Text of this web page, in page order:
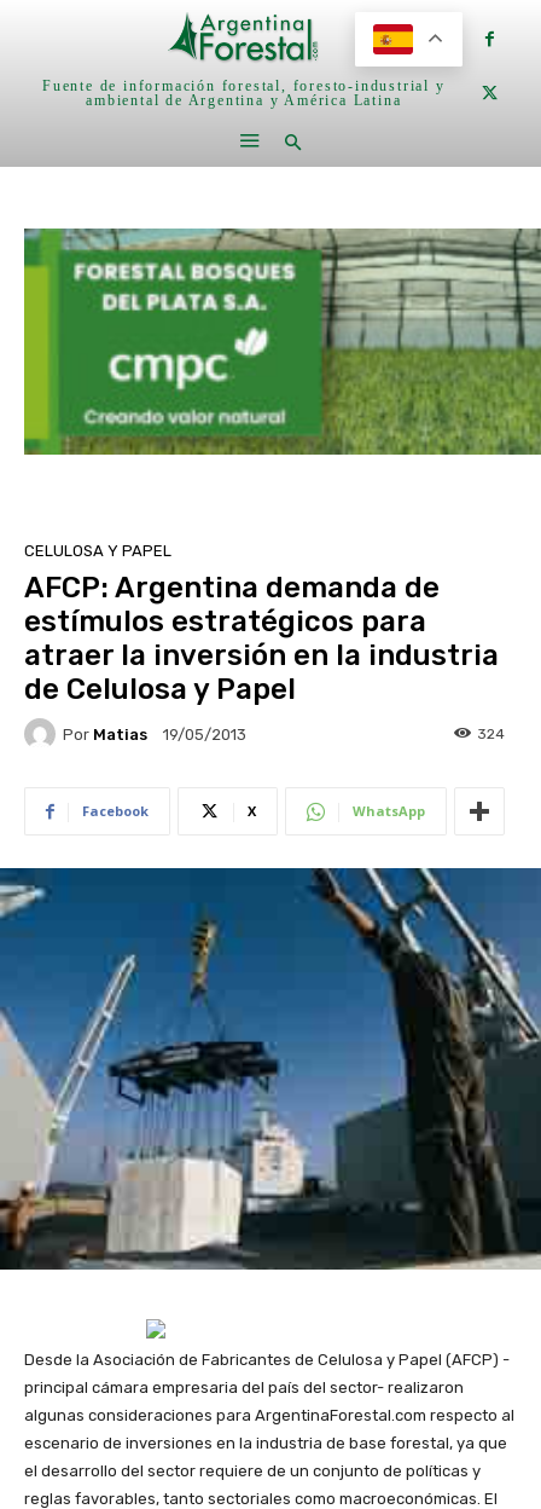
Fuente de información forestal, foresto-industrial y
ambiental de Argentina y América Latina
CELULOSA Y PAPEL
AFCP: Argentina demanda de
estímulos estratégicos para
atraer la inversión en la industria
de Celulosa y Papel
Por Matias 19/05/2013 324
Facebook X WhatsApp
Desde la Asociación de Fabricantes de Celulosa y Papel (AFCP) -
principal cámara empresaria del país del sector- realizaron
algunas consideraciones para ArgentinaForestal.com respecto al
escenario de inversiones en la industria de base forestal, ya que
el desarrollo del sector requiere de un conjunto de políticas y
reglas favorables, tanto sectoriales como macroeconómicas. El